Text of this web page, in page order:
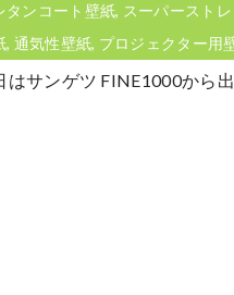
タンコート壁紙, スーパースト
, 通気性壁紙, プロジェクター用
はサンゲツ FINE1000から